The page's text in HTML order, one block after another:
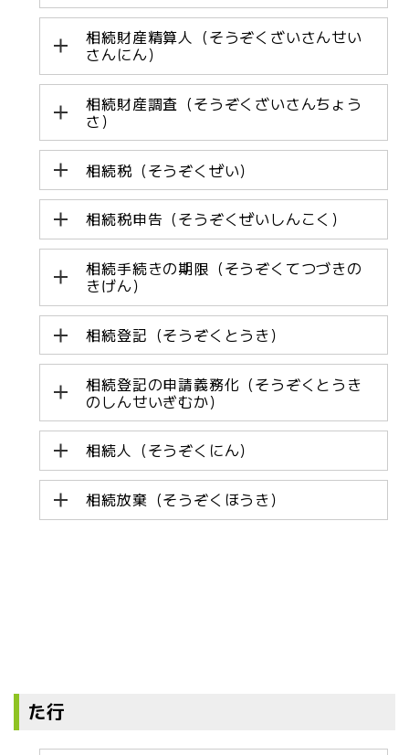
相続財産精算人（そうぞくざいさんせい
さんにん）
相続財産調査（そうぞくざいさんちょう
さ）
相続税（そうぞくぜい）
相続税申告（そうぞくぜいしんこく）
相続手続きの期限（そうぞくてつづきの
きげん）
相続登記（そうぞくとうき）
相続登記の申請義務化（そうぞくとうき
のしんせいぎむか）
相続人（そうぞくにん）
相続放棄（そうぞくほうき）
た行